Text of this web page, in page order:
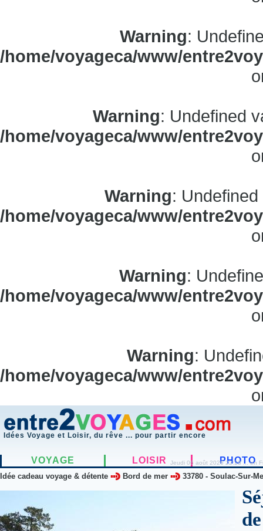
Warning:
/home/voyageca/www/
Warning: Undefined
/home/voyageca/www/
Warning:
/home/voyageca/www/
Warning:
/home/voyageca/www/
Warning:
/home/voyageca/www/
Idées Voyage et Loisir, du rêve ... pour partir encore
VOYAGE LOISIR PHOTO
Jeudi 06 août 2026 22:28 ... en
Idée cadeau voyage & détente Bord de mer 33780 - Soulac-Sur-